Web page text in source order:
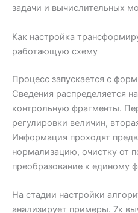
задачи и вычислительных
Как настройка
работающую схему
Процесс запускается с
Сведения распределяется
контрольную фрагменты.
регулировки величин,
Информация проходят
нормализацию, очистку от
преобразование к единому
На стадии настройки
анализирует примеры. 7к